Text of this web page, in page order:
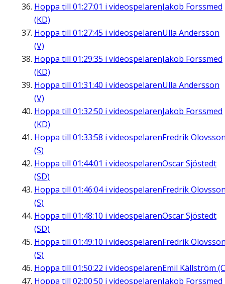
Hoppa till 01:27:01 i videospelarenJakob Forssmed
(KD)
Hoppa till 01:27:45 i videospelarenUlla Andersson
(V)
Hoppa till 01:29:35 i videospelarenJakob Forssmed
(KD)
Hoppa till 01:31:40 i videospelarenUlla Andersson
(V)
Hoppa till 01:32:50 i videospelarenJakob Forssmed
(KD)
Hoppa till 01:33:58 i videospelarenFredrik
(S)
Hoppa till 01:44:01 i videospelarenOscar Sjöstedt
(SD)
Hoppa till 01:46:04i videospelarenFredrik
(S)
Hoppa till 01:48:10 i videospelarenOscar Sjöstedt
(SD)
Hoppa till 01:49:10 i videospelarenFredrik
(S)
Hoppa till 01:50:22 i videospelarenEmil Källström
Hoppa till 02:00:50 i videospelarenJakob Forssmed